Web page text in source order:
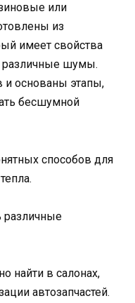
или
из
имеет свойства
различные шумы.
и основаны этапы,
бесшумной
способов для
различные
найти в салонах,
автозапчастей.